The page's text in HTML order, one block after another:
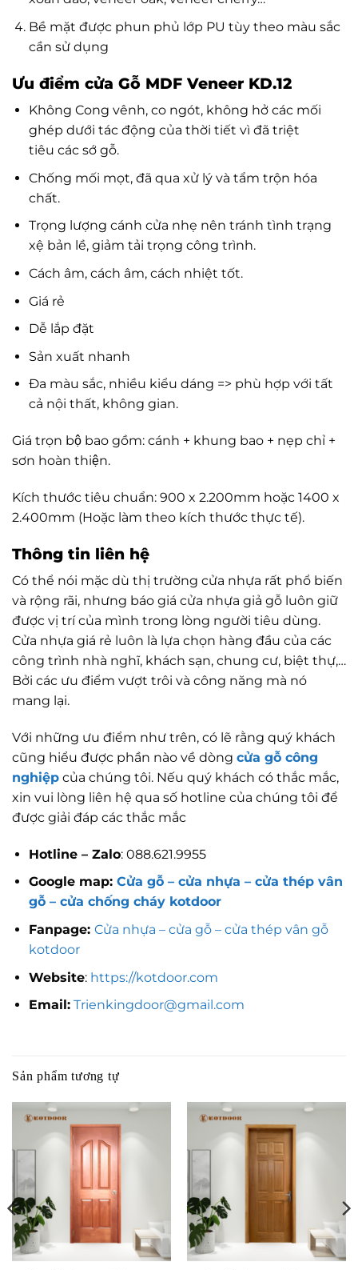
Bề mặt được phun phủ lớp PU tùy theo màu sắc
cần sử dụng
Ưu điểm cửa Gỗ MDF Veneer KD.12
Không Cong vênh, co ngót, không hở các mối
ghép dưới tác động của thời tiết vì đã triệt
tiêu các sớ gỗ.
Chống mối mọt, đã qua xử lý và tẩm trộn hóa
chất.
Trọng lượng cánh cửa nhẹ nên tránh tình trạng
xệ bản lề, giảm tải trọng công trình.
Cách âm, cách âm, cách nhiệt tốt.
Giá rẻ
Dễ lắp đặt
Sản xuất nhanh
Đa màu sắc, nhiều kiểu dáng => phù hợp với tất
cả nội thất, không gian.
Giá trọn bộ bao gồm: cánh + khung bao + nẹp chỉ +
sơn hoàn thiện.
Kích thước tiêu chuẩn: 900 x 2.200mm hoặc 1400 x
2.400mm (Hoặc làm theo kích thước thực tế).
Thông tin liên hệ
Có thể nói mặc dù thị trường cửa nhựa rất phổ biến
và rộng rãi, nhưng báo giá cửa nhựa giả gỗ luôn giữ
được vị trí của mình trong lòng người tiêu dùng.
Cửa nhựa giá rẻ luôn là lựa chọn hàng đầu của các
công trình nhà nghĩ, khách sạn, chung cư, biệt thự,…
Bởi các ưu điểm vượt trôi và công năng mà nó
mang lại.
Với những ưu điểm như trên, có lẽ rằng quý khách
cũng hiểu được phần nào về dòng cửa gỗ công
nghiệp của chúng tôi. Nếu quý khách có thắc mắc,
xin vui lòng liên hệ qua số hotline của chúng tôi để
được giải đáp các thắc mắc
Hotline – Zalo: 088.621.9955
Google map:Cửa gỗ – cửa nhựa – cửa thép vân
gỗ – cửa chống cháy kotdoor
Fanpage: Cửa nhựa – cửa gỗ – cửa thép vân gỗ
kotdoor
Website: https://kotdoor.com
Email: Trienkingdoor@gmail.com
Sản phẩm tương tự